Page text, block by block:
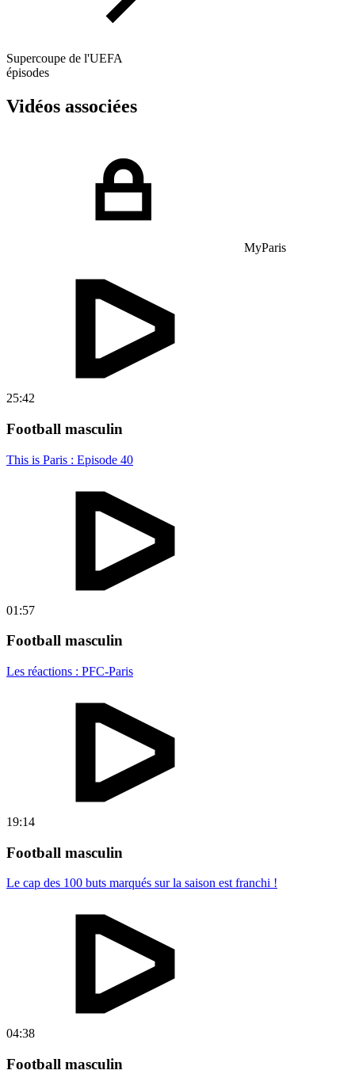
Supercoupe de l'UEFA
épisodes
Vidéos associées
MyParis
25:42
Football masculin
This is Paris : Episode 40
01:57
Football masculin
Les réactions : PFC-Paris
19:14
Football masculin
Le cap des 100 buts marqués sur la saison est franchi !
04:38
Football masculin